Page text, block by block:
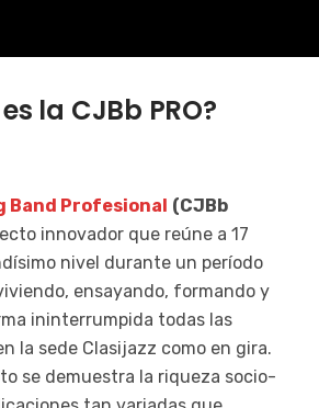
la CJBb PRO?
Band Profesional (CJBb
innovador que reúne a 17
nivel durante un período
ensayando, formando y
ininterrumpida todas las
la sede Clasijazz como en gira.
se demuestra la riqueza socio-